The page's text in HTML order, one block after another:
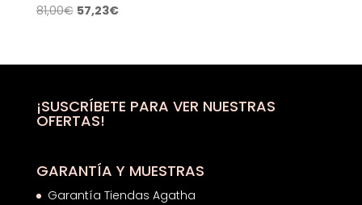
81,00€ El
era:
57,23€El
es:
¡SUSCRÍBETE PARA VER NUESTRAS
OFERTAS!
GARANTÍA Y MUESTRAS
Garantía Tiendas Agatha